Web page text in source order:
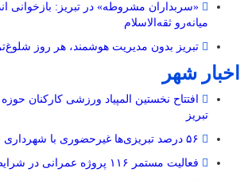
«سربداران مشروطه» در تبریز: بازخوانی
میانه‌رو ثقه‌الاسلام
تبریز بدون مدیریت هوشمند، هر روز
اخبار شهر
افتتاح نخستین المپیاد ورزشی کارکنان
تبریز
فعالیت مستمر ۱۱۶ پروژه عمرانی در شرایط جنگی